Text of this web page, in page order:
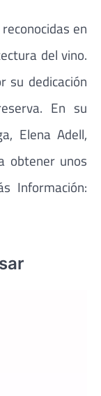
en
del vino.
su dedicación
En su
Elena Adell,
obtener unos
Información: